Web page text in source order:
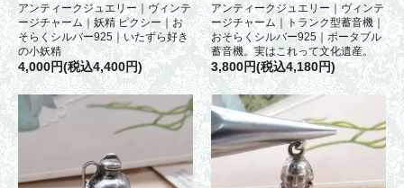
アンティークジュエリー｜ヴィンテ
ージチャーム｜妖精 ピクシー｜お
そらくシルバー925｜いたずら好き
の小妖精
4,000円(税込4,400円)
アンティークジュエリー｜ヴィンテ
ージチャーム｜トランク型蓄音機｜
おそらくシルバー925｜ポータブル
蓄音機。実はこれって文化遺産。
3,800円(税込4,180円)